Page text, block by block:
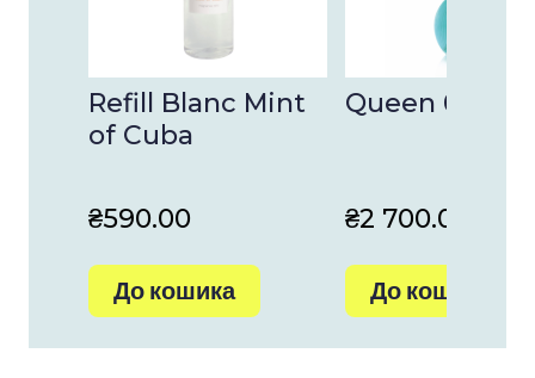
Refill Blanc Mint
of Cuba
₴590.00
До кошика
Queen 03
₴2 700.00
До кошика